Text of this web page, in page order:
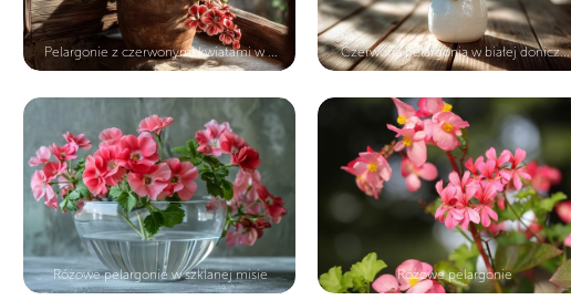
Pelargonie z czerwonymi kwiatami w ... Czerwona pelargonia w białej donicz...
Różowe pelargonie w szklanej misie Różowe pelargonie